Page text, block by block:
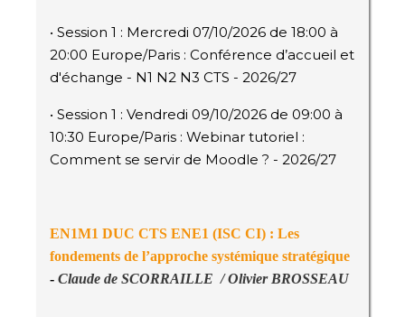
• Session 1 : Mercredi 07/10/2026 de 18:00 à
20:00 Europe/Paris : Conférence d’accueil et
d'échange - N1 N2 N3 CTS - 2026/27
• Session 1 : Vendredi 09/10/2026 de 09:00 à
10:30 Europe/Paris : Webinar tutoriel :
Comment se servir de Moodle ? - 2026/27
EN1M1 DUC CTS ENE1 (ISC CI) : Les
fondements de l’approche systémique stratégique
- Claude de SCORRAILLE / Olivier BROSSEAU